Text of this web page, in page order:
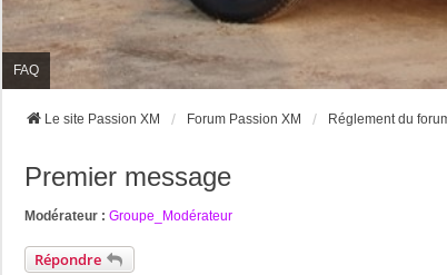
FAQ
Le site Passion XM Forum Passion XM Réglement du
Premier message
Modérateur : Groupe_Modérateur
Répondre